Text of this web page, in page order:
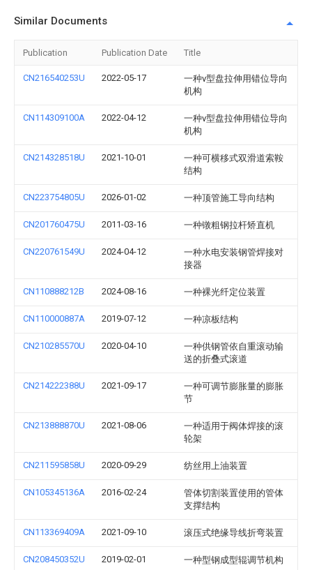
Similar Documents
Publication Publication Date Title
CN216540253U 2022-05-17
一种v型盘拉伸用错位导向
机构
CN114309100A 2022-04-12
一种v型盘拉伸用错位导向
机构
CN214328518U 2021-10-01
一种可横移式双滑道索鞍
结构
CN223754805U 2026-01-02 一种顶管施工导向结构
CN201760475U 2011-03-16 一种镦粗钢拉杆矫直机
CN220761549U 2024-04-12
一种水电安装钢管焊接对
接器
CN110888212B 2024-08-16 一种裸光纤定位装置
CN110000887A 2019-07-12 一种凉板结构
CN210285570U 2020-04-10
一种供钢管依自重滚动输
送的折叠式滚道
CN214222388U 2021-09-17
一种可调节膨胀量的膨胀
节
CN213888870U 2021-08-06
一种适用于阀体焊接的滚
轮架
CN211595858U 2020-09-29 纺丝用上油装置
CN105345136A 2016-02-24
管体切割装置使用的管体
支撑结构
CN113369409A 2021-09-10 滚压式绝缘导线折弯装置
CN208450352U 2019-02-01 一种型钢成型辊调节机构